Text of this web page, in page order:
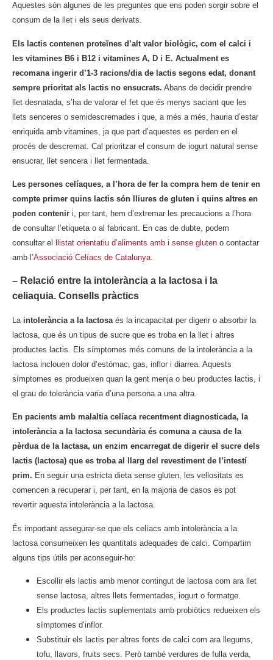
Aquestes són algunes de les preguntes que ens poden sorgir sobre el
consum de la llet i els seus derivats.
Els lactis contenen proteïnes d’alt valor biològic, com el calci i
les vitamines B6 i B12 i vitamines A, D i E. Actualment es
recomana ingerir d’1-3 racions/dia de lactis segons edat, donant
sempre prioritat als lactis no ensucrats. Abans de decidir prendre
llet desnatada, s’ha de valorar el fet que és menys saciant que les
llets senceres o semidescremades i que, a més a més, hauria d’estar
enriquida amb vitamines, ja que part d’aquestes es perden en el
procés de descremat. Cal prioritzar el consum de iogurt natural sense
ensucrar, llet sencera i llet fermentada.
Les persones celíaques, a l’hora de fer la compra hem de tenir en
compte primer quins lactis són lliures de gluten i quins altres en
poden contenir i, per tant, hem d’extremar les precaucions a l’hora
de consultar l’etiqueta o al fabricant. En cas de dubte, podem
consultar el
llistat orientatiu d’aliments amb i sense gluten o contactar
amb l ’Associació Celíacs de Catalunya.
– Relació entre la intolerància a la lactosa i la
celiaquia. Consells pràctics
Laintolerància a la lactosaés la incapacitat per digerir o absorbir la
lactosa, que és un tipus de sucre que es troba en la llet i altres
productes lactis. Els símptomes més comuns de la intolerància a la
lactosa inclouen dolor d’estómac, gas, inflor i diarrea. Aquests
símptomes es produeixen quan la gent menja o beu productes lactis, i
el grau de tolerància varia d’una persona a una altra.
En pacients amb malaltia celíaca recentment diagnosticada, la
intolerància a la lactosa secundària és comuna a causa de la
pèrdua de la lactasa, un enzim encarregat de digerir el sucre dels
lactis (lactosa) que es troba al llarg del revestiment de l’intestí
prim. En seguir una estricta dieta sense gluten, les vellositats es
comencen a recuperar i, per tant, en la majoria de casos es pot
revertir aquesta intolerància a la lactosa.
És important assegurar-se que els celíacs amb intolerància a la
lactosa consumeixen les quantitats adequades de calci. Compartim
alguns tips útils per aconseguir-ho:
Escollir els lactis amb menor contingut de lactosa com ara llet
sense lactosa, altres llets fermentades, iogurt o formatge.
Els productes lactis suplementats amb probiòtics redueixen els
símptomes d’inflor.
Substituir els lactis per altres fonts de calci com ara llegums,
tofu, llavors, fruits secs. Però també verdures de fulla verda,